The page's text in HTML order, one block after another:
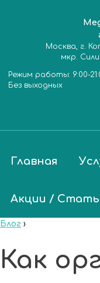
Москва, г.
мкр.
Режим работы: 9:00-
Без выходных
Главная
Акции /
Блог ›
Как